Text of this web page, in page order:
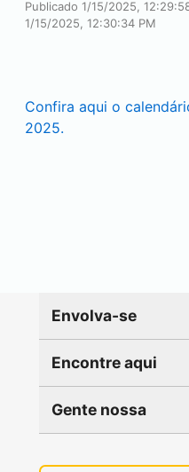
Publicado 1/15/2025,
1/15/2025, 12:30:34 PM
Confira aqui o
2025.
Envolva-se
Encontre aqui
Gente nossa